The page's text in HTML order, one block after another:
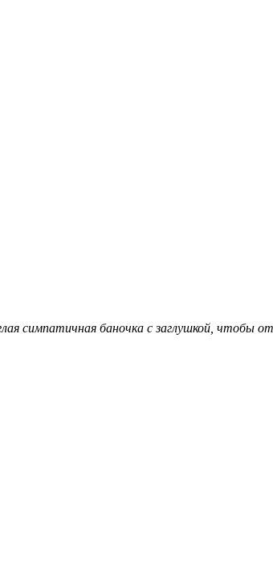
симпатичная баночка с заглушкой, чтобы